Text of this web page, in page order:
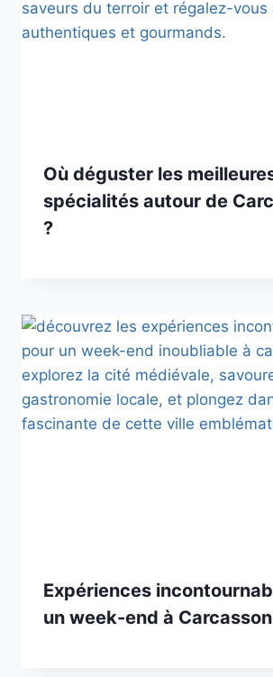
Où déguster les
spécialités autour de
?
Expériences
un week-end à